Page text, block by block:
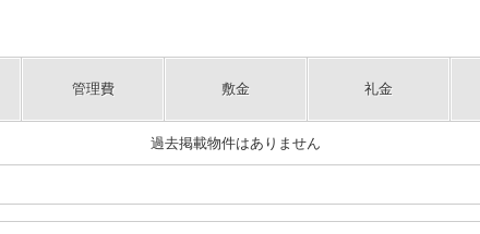
管理費 敷金 礼金
過去掲載物件はありません